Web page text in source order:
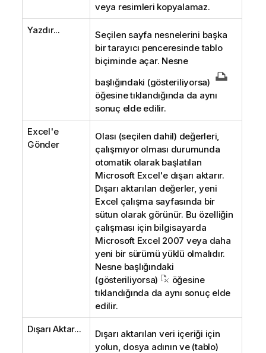
veya resimleri kopyalamaz.
Yazdır...
Seçilen sayfa nesnelerini başka
bir tarayıcı penceresinde tablo
biçiminde açar. Nesne
başlığındaki (gösteriliyorsa)
öğesine tıklandığında da aynı
sonuç elde edilir.
Excel'e
Gönder
Olası (seçilen dahil) değerleri,
çalışmıyor olması durumunda
otomatik olarak başlatılan
Microsoft Excel'e dışarı aktarır.
Dışarı aktarılan değerler, yeni
Excel çalışma sayfasında bir
sütun olarak görünür. Bu özelliğin
çalışması için bilgisayarda
Microsoft Excel 2007 veya daha
yeni bir sürümü yüklü olmalıdır.
Nesne başlığındaki
(gösteriliyorsa)
öğesine
tıklandığında da aynı sonuç elde
edilir.
Dışarı Aktar...
Dışarı aktarılan veri içeriği için
yolun, dosya adının ve (tablo)